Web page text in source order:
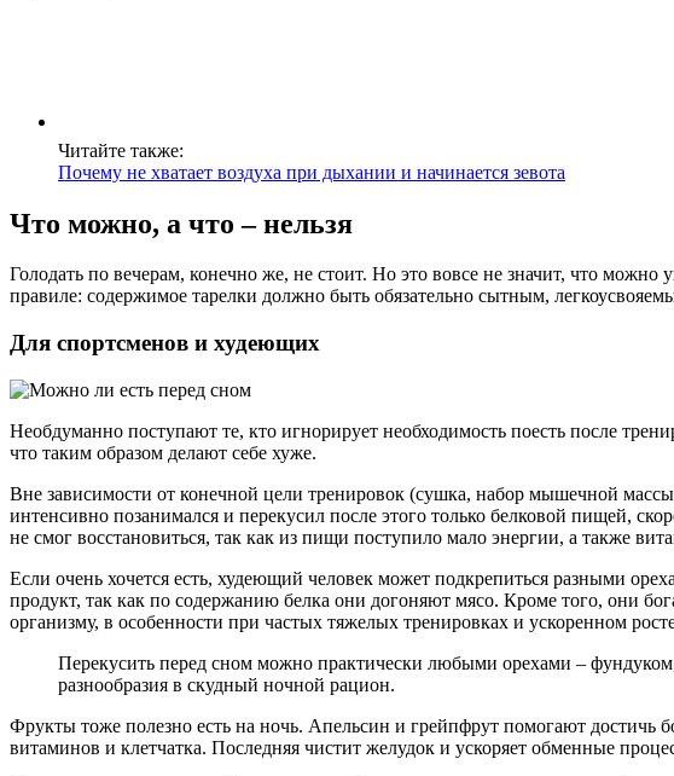
Читайте также:
Почему не хватает воздуха при дыхании и начинается зевота
Что можно, а что – нельзя
Голодать по вечерам, конечно же, не стоит. Но это вовсе не значит, что
правиле: содержимое тарелки должно быть обязательно сытным,
Для спортсменов и худеющих
Необдуманно поступают те, кто игнорирует необходимость поесть после
что таким образом делают себе хуже.
Вне зависимости от конечной цели тренировок (сушка, набор мышечной
интенсивно позанимался и перекусил после этого только белковой пищей,
не смог восстановиться, так как из пищи поступило мало энергии, а также
Если очень хочется есть, худеющий человек может подкрепиться разными
продукт, так как по содержанию белка они догоняют мясо. Кроме того, они
организму, в особенности при частых тяжелых тренировках и ускоренном
Перекусить перед сном можно практически любыми орехами –
разнообразия в скудный ночной рацион.
Фрукты тоже полезно есть на ночь. Апельсин и грейпфрут помогают достичь
витаминов и клетчатка. Последняя чистит желудок и ускоряет обменные